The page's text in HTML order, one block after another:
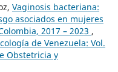
Vaginosis bacteriana:
asociados en mujeres
2017 – 2023 ,
de Venezuela: Vol.
Obstetricia y